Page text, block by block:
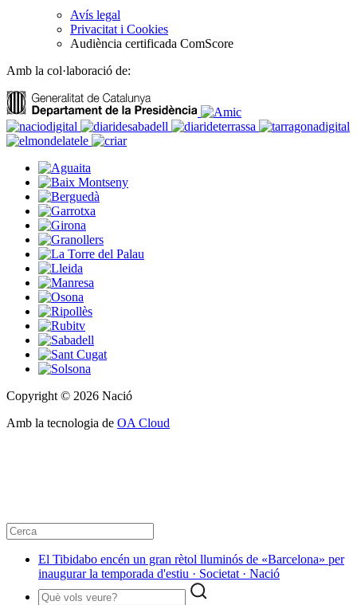
Avís legal
Privacitat i Cookies
Audiència certificada ComScore
Amb la col·laboració de:
Copyright © 2026 Nació
Amb la tecnologia de OA Cloud
El Tibidabo encén un gran rètol lluminós de «Barcelona» per
inaugurar la temporada d'estiu · Societat · Nació